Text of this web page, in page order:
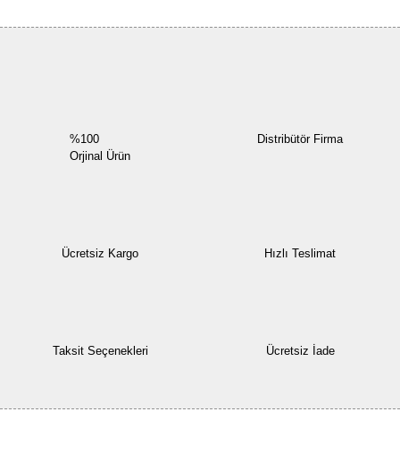
%100
Orjinal Ürün
Distribütör Firma
Ücretsiz Kargo Hızlı Teslimat
Taksit Seçenekleri Ücretsiz İade